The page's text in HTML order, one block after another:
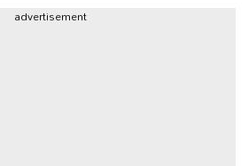
advertisement